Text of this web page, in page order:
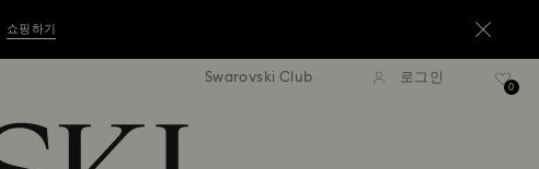
쇼핑하기
쇼핑하기
16만원 이상 구매 시 무료 배송 16만원 이상 구매 시 무료
Swarovski Club 로그인
0